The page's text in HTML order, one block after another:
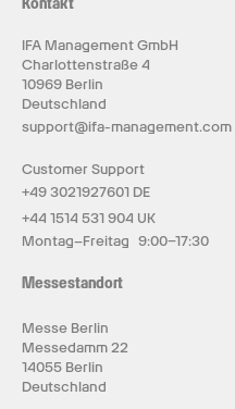
IFA Management GmbH
Charlottenstraße 4
10969 Berlin
Deutschland
support@ifa-management.com
Customer Support
+49 3021927601 DE
+44 1514 531 904 UK
Montag–Freitag 9:00–17:30
Messestandort
Messe Berlin
Messedamm 22
14055 Berlin
Deutschland